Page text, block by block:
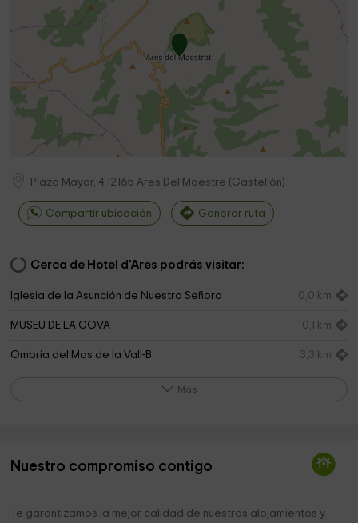
Plaza Mayor, 4 12165 Ares Del Maestre (Castellón)
Compartir ubicación Generar ruta
Cerca de Hotel d'Ares podrás visitar:
Iglesia de la Asunción de Nuestra Señora 0,0 km
MUSEU DE LA COVA 0,1 km
Ombria del Mas de la Vall-B 3,3 km
Ermita De La Mare De Deu De La Font 4,1 km
Más
Nuestro compromiso contigo
Te garantizamos la mejor calidad de nuestros alojamientos y